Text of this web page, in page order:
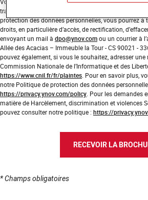
traiter votre demande. Conformément à la
protection des données personnelles, vous pourrez à
droits, en particulière d’accès, de rectification,
envoyant un mail à dpo@ynov.comou un courrier à
Allée des Acacias – Immeuble la Tour - CS 90021 -
pouvez également, si vous le souhaitez, adresser
Commission Nationale de l’Informatique et des
https://www.cnil.fr/fr/plaintes . Pour en savoir plus,
notre Politique de protection des données
https://privacy.ynov.com/policy . Pour les demandes
matière de Harcèlement, discrimination et violences
pouvez consulter notre politique : https://
RECEVOIR LA
* Champs obligatoires